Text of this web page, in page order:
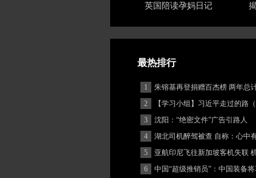
英国陪读孕妈日记
最热排行
1
朱镕基再登捐赠百杰榜 两年总
2
【学习小组】习近平走过的路
3
沈阳：“绝密文件”广告引路人
4
湖北司机醉驾被查 自称：心中
(图)
5
亚航印尼飞往新加坡客机失联
客
6 中国“超级推销员”：中国装备